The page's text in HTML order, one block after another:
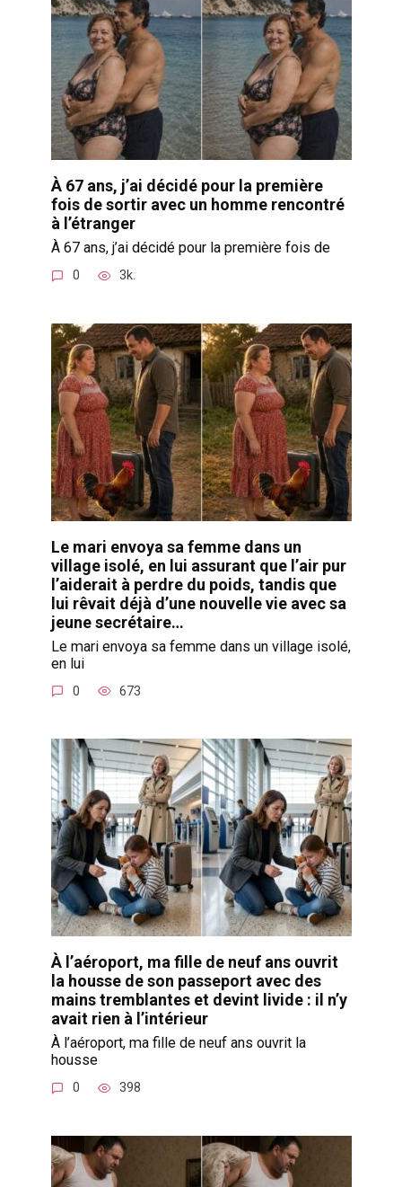
À 67 ans, j’ai décidé pour la première
fois de sortir avec un homme rencontré
à l’étranger
À 67 ans, j’ai décidé pour la première fois de
0 3k.
Le mari envoya sa femme dans un
village isolé, en lui assurant que l’air pur
l’aiderait à perdre du poids, tandis que
lui rêvait déjà d’une nouvelle vie avec sa
jeune secrétaire…
Le mari envoya sa femme dans un village isolé,
en lui
0 673
À l’aéroport, ma fille de neuf ans ouvrit
la housse de son passeport avec des
mains tremblantes et devint livide : il n’y
avait rien à l’intérieur
À l’aéroport, ma fille de neuf ans ouvrit la
housse
0 398